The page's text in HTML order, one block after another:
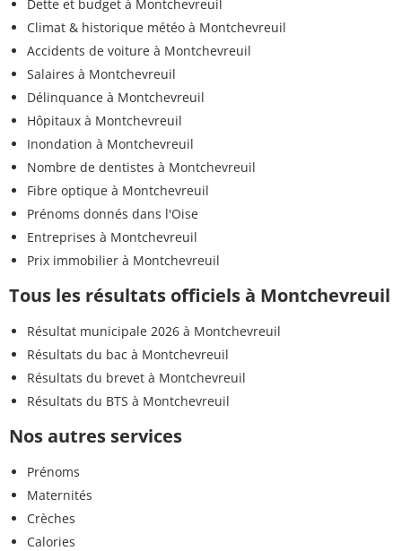
Dette et budget à Montchevreuil
Climat & historique météo à Montchevreuil
Accidents de voiture à Montchevreuil
Salaires à Montchevreuil
Délinquance à Montchevreuil
Hôpitaux à Montchevreuil
Inondation à Montchevreuil
Nombre de dentistes à Montchevreuil
Fibre optique à Montchevreuil
Prénoms donnés dans l'Oise
Entreprises à Montchevreuil
Prix immobilier à Montchevreuil
Tous les résultats officiels à Montchevreuil
Résultat municipale 2026 à Montchevreuil
Résultats du bac à Montchevreuil
Résultats du brevet à Montchevreuil
Résultats du BTS à Montchevreuil
Nos autres services
Prénoms
Maternités
Crèches
Calories